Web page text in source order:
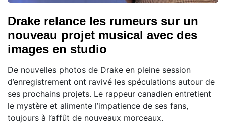
Drake relance les rumeurs sur un
nouveau projet musical avec des
images en studio
De nouvelles photos de Drake en pleine session
d’enregistrement ont ravivé les spéculations autour de
ses prochains projets. Le rappeur canadien entretient
le mystère et alimente l’impatience de ses fans,
toujours à l’affût de nouveaux morceaux.